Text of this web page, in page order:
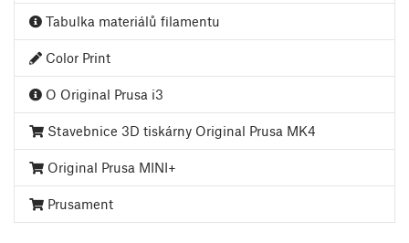
Tabulka materiálů filamentu
Color Print
O Original Prusa i3
Stavebnice 3D tiskárny Original Prusa MK4
Original Prusa MINI+
Prusament